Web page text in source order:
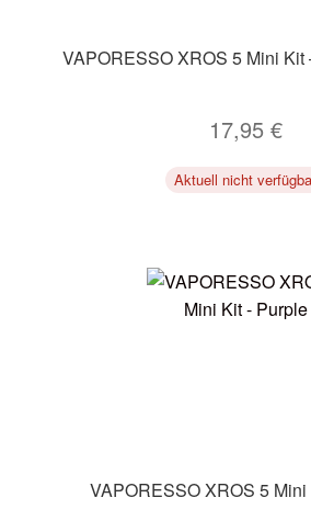
VAPORESSO XROS 5 Mini Kit
17,95 €
Aktuell nicht
VAPORESSO XROS 5